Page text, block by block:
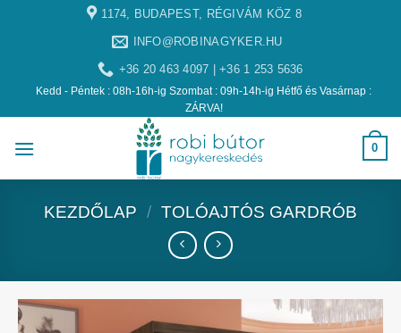
1174, BUDAPEST, RÉGIVÁM KÖZ 8
INFO@ROBINAGYKER.HU
+36 20 463 4097 | +36 1 253 5636
Kedd - Péntek : 08h-16h-ig Szombat : 09h-14h-ig Hétfő és Vasárnap :
ZÁRVA!
0
KEZDŐLAP / TOLÓAJTÓS GARDRÓB